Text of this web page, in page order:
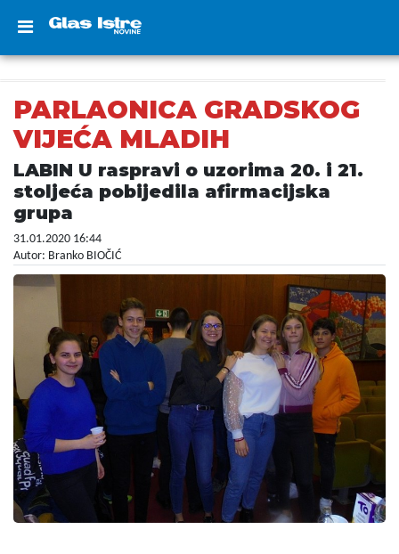
PARLAONICA GRADSKOG
VIJEĆA MLADIH
LABIN U raspravi o uzorima 20. i 21.
stoljeća pobijedila afirmacijska
grupa
31.01.2020 16:44
Autor: Branko BIOČIĆ